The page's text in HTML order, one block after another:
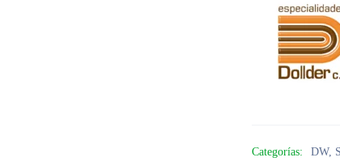
Categorías: DW,